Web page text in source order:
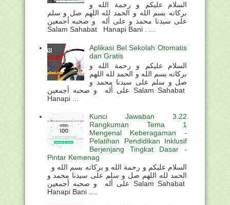
السلام عليكم و رحمة الله و
بركاته بسم الله و الحمد لله اللهم صل و سلم
على سيدنا محمد و على أله و صحبه أجمعين
Salam Sahabat Hanapi Bani . ...
Aplikasi Bel Sekolah Otomatis
dan Gratis
السلام عليكم و رحمة الله و
بركاته بسم الله و الحمد لله اللهم
صل و سلم على سيدنا محمد و
على أله و صحبه أجمعين Salam Sahabat
Hanapi ...
Kunci Jawaban 3.22
Rangkuman Tema 1
Mengenal Keberagaman -
Pelatihan Pendidikan Inklusif
Berjenjang Tingkat Dasar -
Pintar Kemenag
الحمد لله اللهم صل و سلم على سيدنا محمد و
على أله و صحبه أجمعين Salam Sahabat
Hanapi Bani ....